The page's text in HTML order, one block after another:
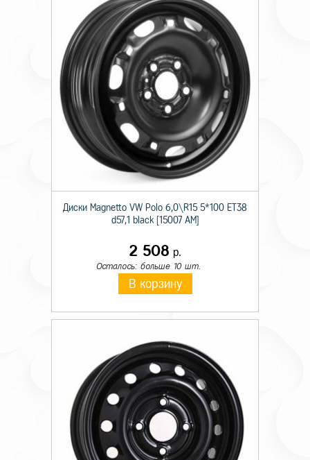
Диски Magnetto VW Polo 6,0\R15 5*100 ET38
d57,1 black [15007 AM]
2 508 р.
Осталось: больше 10 шт.
В корзину